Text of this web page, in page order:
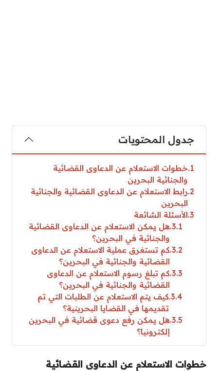
جدول المحتويات
1 خطوات الاستعلام عن الدعاوى القضائية
والجنائية البحرين
2 رابط الاستعلام عن الدعاوى القضائية والجنائية
البحرين
3 الأسئلة الشائعة
3.1 هل يمكن الاستعلام عن الدعاوى القضائية
والجنائية في البحرين؟
3.2 كم تستغرق عملية الاستعلام عن الدعاوى
القضائية والجنائية في البحرين؟
3.3 كم تبلغ رسوم الاستعلام عن الدعاوى
القضائية والجنائية في البحرين؟
3.4 كيف يتم الاستعلام عن الطلبات التي تم
تقديمها في القضايا البحرينية؟
3.5 هل يمكن رفع دعوى قضائية في البحرين
إلكترونيا؟
خطوات الاستعلام عن الدعاوى القضائية